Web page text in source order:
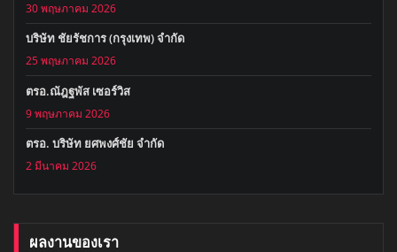
30 พฤษภาคม 2026
บริษัท ชัยรัชการ (กรุงเทพ) จำกัด
25 พฤษภาคม 2026
ตรอ.ณัฎฐพัส เซอร์วิส
9 พฤษภาคม 2026
ตรอ. บริษัท ยศพงศ์ชัย จำกัด
2 มีนาคม 2026
ผลงานของเรา